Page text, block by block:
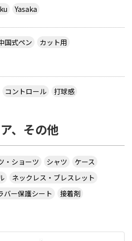
Yasaka
国式ペン
カット用
コントロール 打球感
、その他
・ショーツ シャツ
ケース
ネックレス・ブレスレット
バー保護シート
接着剤